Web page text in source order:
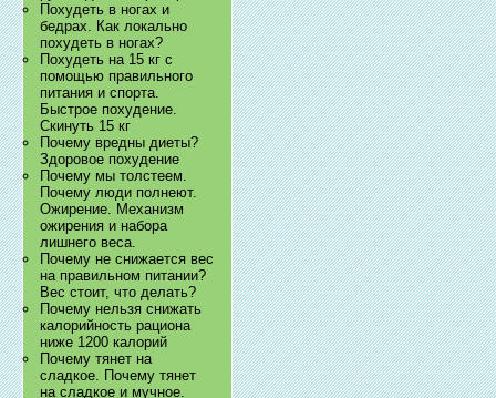
Похудеть в ногах и
бедрах. Как локально
похудеть в ногах?
Похудеть на 15 кг с
помощью правильного
питания и спорта.
Быстрое похудение.
Скинуть 15 кг
Почему вредны диеты?
Здоровое похудение
Почему мы толстеем.
Почему люди полнеют.
Ожирение. Механизм
ожирения и набора
лишнего веса.
Почему не снижается вес
на правильном питании?
Вес стоит, что делать?
Почему нельзя снижать
калорийность рациона
ниже 1200 калорий
Почему тянет на
сладкое. Почему тянет
на сладкое и мучное.